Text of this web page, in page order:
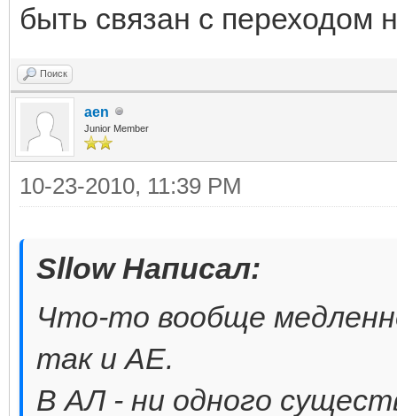
быть связан с переходом
Поиск
aen
Junior Member
10-23-2010, 11:39 PM
Sllow Написал:
Что-то вообще
так и АЕ.
В АЛ - ни одного